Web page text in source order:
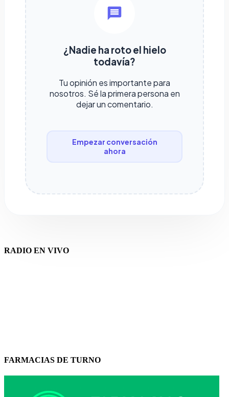
¿Nadie ha roto el hielo
todavía?
Tu opinión es importante para
nosotros. Sé la primera persona en
dejar un comentario.
Empezar conversación
ahora
RADIO EN VIVO
FARMACIAS DE TURNO